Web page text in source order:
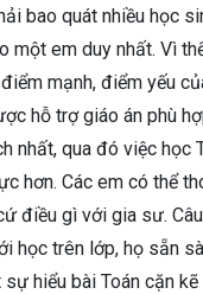
bao quát nhiều học
một em duy nhất. Vì
mạnh, điểm yếu
hỗ trợ giáo án phù
nhất, qua đó việc học
hơn. Các em có thể
điều gì với gia sư.
học trên lớp, họ sẵn
hiểu bài Toán cặn kẽ